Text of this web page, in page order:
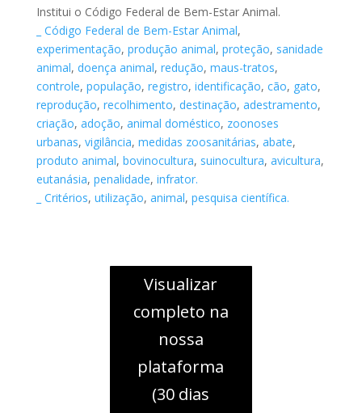
Institui o Código Federal de Bem-Estar Animal.
_ Código Federal de Bem-Estar Animal,
experimentação, produção animal, proteção, sanidade
animal, doença animal, redução, maus-tratos,
controle, população, registro, identificação, cão, gato,
reprodução, recolhimento, destinação, adestramento,
criação, adoção, animal doméstico, zoonoses
urbanas, vigilância, medidas zoosanitárias, abate,
produto animal, bovinocultura, suinocultura, avicultura,
eutanásia, penalidade, infrator.
_ Critérios, utilização, animal, pesquisa científica.
Visualizar
completo na
nossa
plataforma
(30 dias